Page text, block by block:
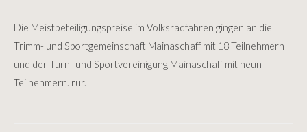
Die Meistbeteiligungspreise im Volksradfahren gingen an die
Trimm- und Sportgemeinschaft Mainaschaff mit 18 Teilnehmern
und der Turn- und Sportvereinigung Mainaschaff mit neun
Teilnehmern. rur.